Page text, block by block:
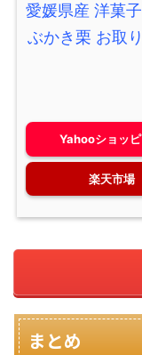
愛媛県産 洋菓
ぶかき栗 お取
Yahooショッ
楽天市場
まとめ